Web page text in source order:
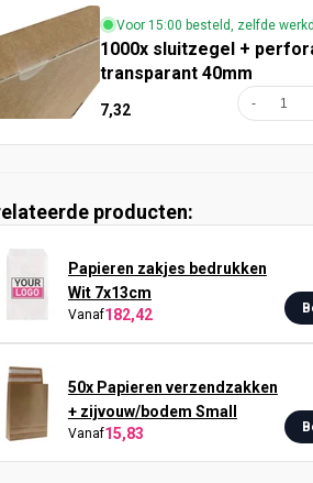
Voor 15:00 besteld, zelfde
1000x sluitzegel +
transparant 40mm
7,32 -
producten:
Papieren zakjes bedrukken
Wit 7x13cm
Vanaf182,42
50x Papieren verzendzakken
+ zijvouw/bodem Small
Vanaf15,83